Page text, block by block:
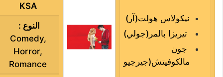
نيكولاس هولت(آر )
تيريزا بالمر (جولي)
جون
مالكوفيتش(جيرجيو
KSA
النوع :
Comedy,
Horror,
Romance